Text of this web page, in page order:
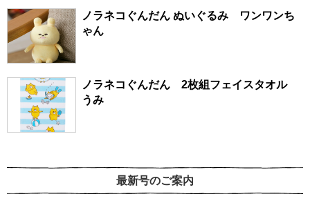
ノラネコぐんだん ぬいぐるみ ワンワンち
ゃん
ノラネコぐんだん 2枚組フェイスタオル
うみ
最新号のご案内